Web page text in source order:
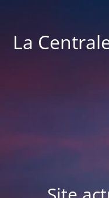
La